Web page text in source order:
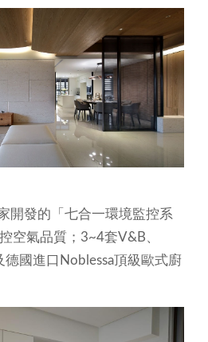
開發的「七合一環境監控系
空氣品質；3~4套V&B、
德國進口Noblessa頂級歐式廚